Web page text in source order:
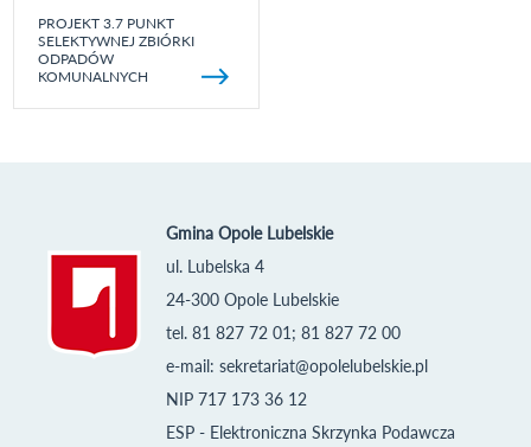
PROJEKT 3.7 PUNKT
SELEKTYWNEJ ZBIÓRKI
ODPADÓW
KOMUNALNYCH
Gmina Opole Lubelskie
ul. Lubelska 4
24-300 Opole Lubelskie
tel. 81 827 72 01; 81 827 72 00
e-mail: sekretariat@opolelubelskie.pl
NIP 717 173 36 12
ESP - Elektroniczna Skrzynka Podawcza